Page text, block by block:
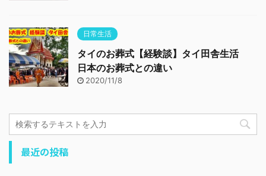
日常生活
タイのお葬式【経験談】タイ田舎生活
日本のお葬式との違い
2020/11/8
最近の投稿